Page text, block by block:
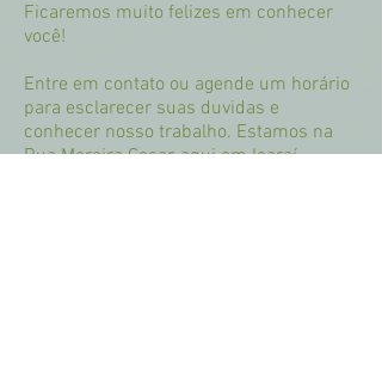
Ficaremos muito felizes em conhecer
você!
Entre em contato ou agende um horário
para esclarecer suas duvidas e
conhecer nosso trabalho. Estamos na
Rua Moreira Cesar, aqui em Icaraí -